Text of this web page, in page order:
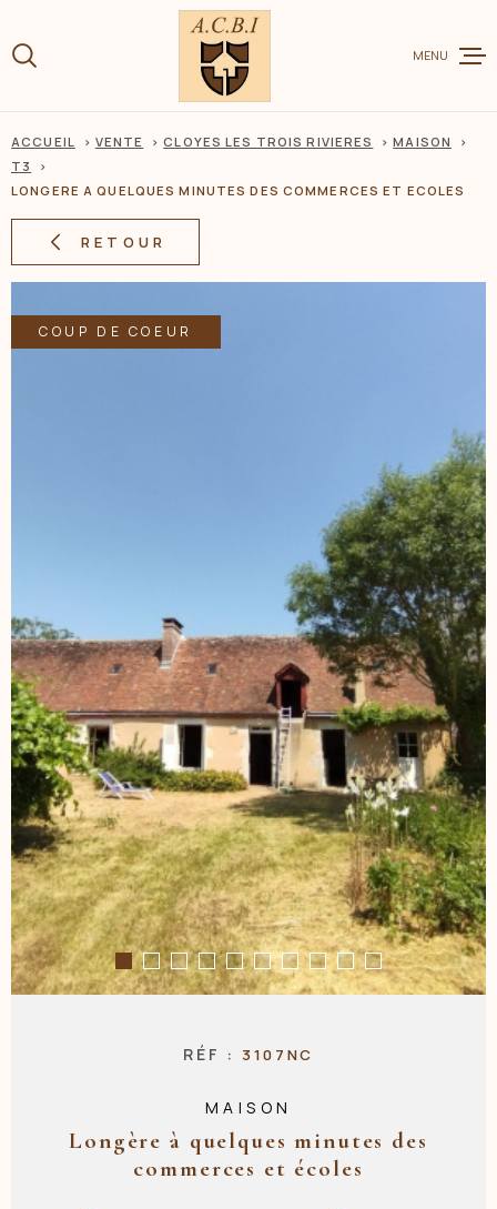
lamenu
contenu
VENTE
BIENS
NOS
CONTACT
MENU
ACCUEIL VENTE CLOYES LES TROIS RIVIERES
MAISON
T3
LONGERE A QUELQUES MINUTES DES COMMERCES ET ECOLES
RETOUR
COUP DE COEUR
RÉF : 3107NC
MAISON
Longère à quelques minutes des
commerces et écoles